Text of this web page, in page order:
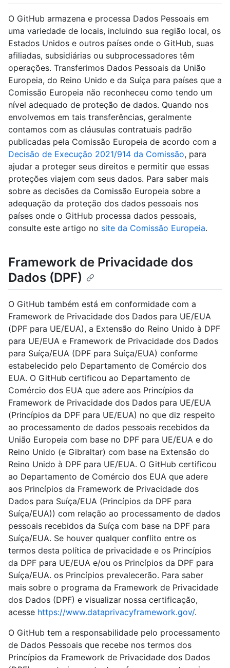
O GitHub armazena e processa Dados Pessoais em
uma variedade de locais, incluindo sua região local, os
Estados Unidos e outros países onde o GitHub, suas
afiliadas, subsidiárias ou subprocessadores têm
operações. Transferimos Dados Pessoais da União
Europeia, do Reino Unido e da Suíça para países que a
Comissão Europeia não reconheceu como tendo um
nível adequado de proteção de dados. Quando nos
envolvemos em tais transferências, geralmente
contamos com as cláusulas contratuais padrão
publicadas pela Comissão Europeia de acordo com a
Decisão de Execução 2021/914 da Comissão, para
ajudar a proteger seus direitos e permitir que essas
proteções viajem com seus dados. Para saber mais
sobre as decisões da Comissão Europeia sobre a
adequação da proteção dos dados pessoais nos
países onde o GitHub processa dados pessoais,
consulte este artigo no site da Comissão Europeia.
Framework de Privacidade dos
Dados (DPF)
O GitHub também está em conformidade com a
Framework de Privacidade dos Dados para UE/EUA
(DPF para UE/EUA), a Extensão do Reino Unido à DPF
para UE/EUA e Framework de Privacidade dos Dados
para Suíça/EUA (DPF para Suíça/EUA) conforme
estabelecido pelo Departamento de Comércio dos
EUA. O GitHub certificou ao Departamento de
Comércio dos EUA que adere aos Princípios da
Framework de Privacidade dos Dados para UE/EUA
(Princípios da DPF para UE/EUA) no que diz respeito
ao processamento de dados pessoais recebidos da
União Europeia com base no DPF para UE/EUA e do
Reino Unido (e Gibraltar) com base na Extensão do
Reino Unido à DPF para UE/EUA. O GitHub certificou
ao Departamento de Comércio dos EUA que adere
aos Princípios da Framework de Privacidade dos
Dados para Suíça/EUA (Princípios da DPF para
Suíça/EUA)) com relação ao processamento de dados
pessoais recebidos da Suíça com base na DPF para
Suíça/EUA. Se houver qualquer conflito entre os
termos desta política de privacidade e os Princípios
da DPF para UE/EUA e/ou os Princípios da DPF para
Suíça/EUA. os Princípios prevalecerão. Para saber
mais sobre o programa da Framework de Privacidade
dos Dados (DPF) e visualizar nossa certificação,
acesse https://www.dataprivacyframework.gov/.
O GitHub tem a responsabilidade pelo processamento
de Dados Pessoais que recebe nos termos dos
Princípios da Framework de Privacidade dos Dados